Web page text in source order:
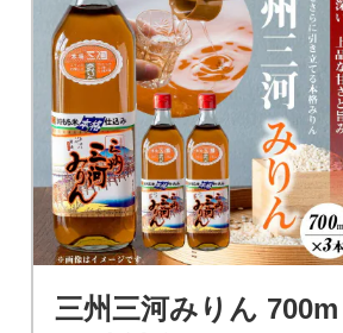
三州三河みりん 700m